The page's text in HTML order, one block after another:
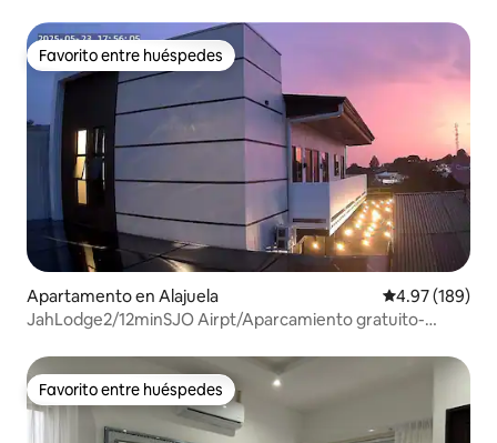
Favorito entre huéspedes
Favorito entre huéspedes
Apartamento en Alajuela Calificación
4.97 (189)
JahLodge2/12minSJO Airpt/Aparcamiento gratuito-
Favorito entre huéspedes
Favorito entre huéspedes